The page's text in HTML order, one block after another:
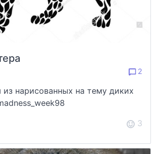
2
из нарисованных на тему диких
3